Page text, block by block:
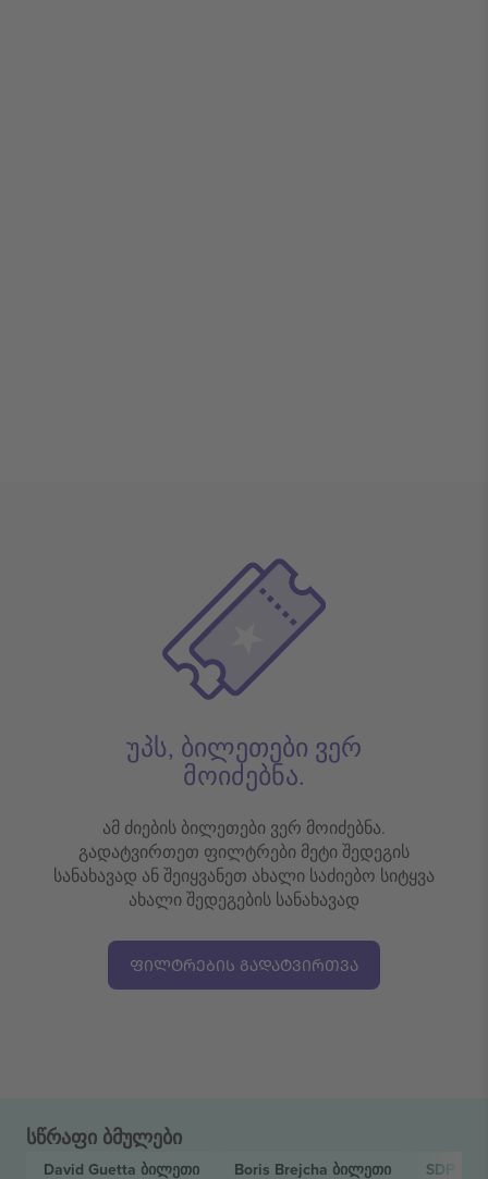
უპს, ბილეთები ვერ
მოიძებნა.
ამ ძიების ბილეთები ვერ მოიძებნა.
გადატვირთეთ ფილტრები მეტი შედეგის
სანახავად ან შეიყვანეთ ახალი საძიებო სიტყვა
ახალი შედეგების სანახავად
ᲤᲘᲚᲢᲠᲔᲑᲘᲡ ᲒᲐᲓᲐᲢᲕᲘᲠᲗᲕᲐ
სწრაფი ბმულები
David Guetta ბილეთი Boris Brejcha ბილეთი SDP